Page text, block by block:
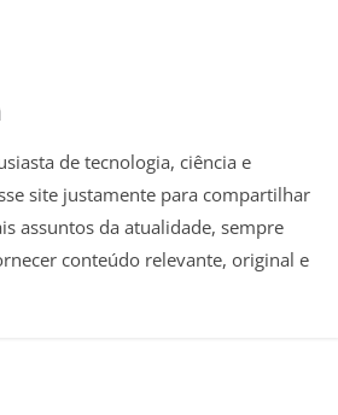
de tecnologia, ciência e
site justamente para compartilhar
assuntos da atualidade, sempre
conteúdo relevante, original e